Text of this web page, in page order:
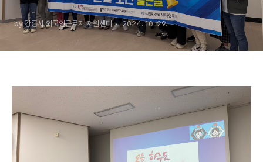
by 강릉시 외국인근로자 지원센터 2024. 10. 29.